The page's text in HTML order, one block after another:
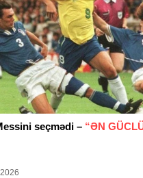
seçmədi – “ƏN